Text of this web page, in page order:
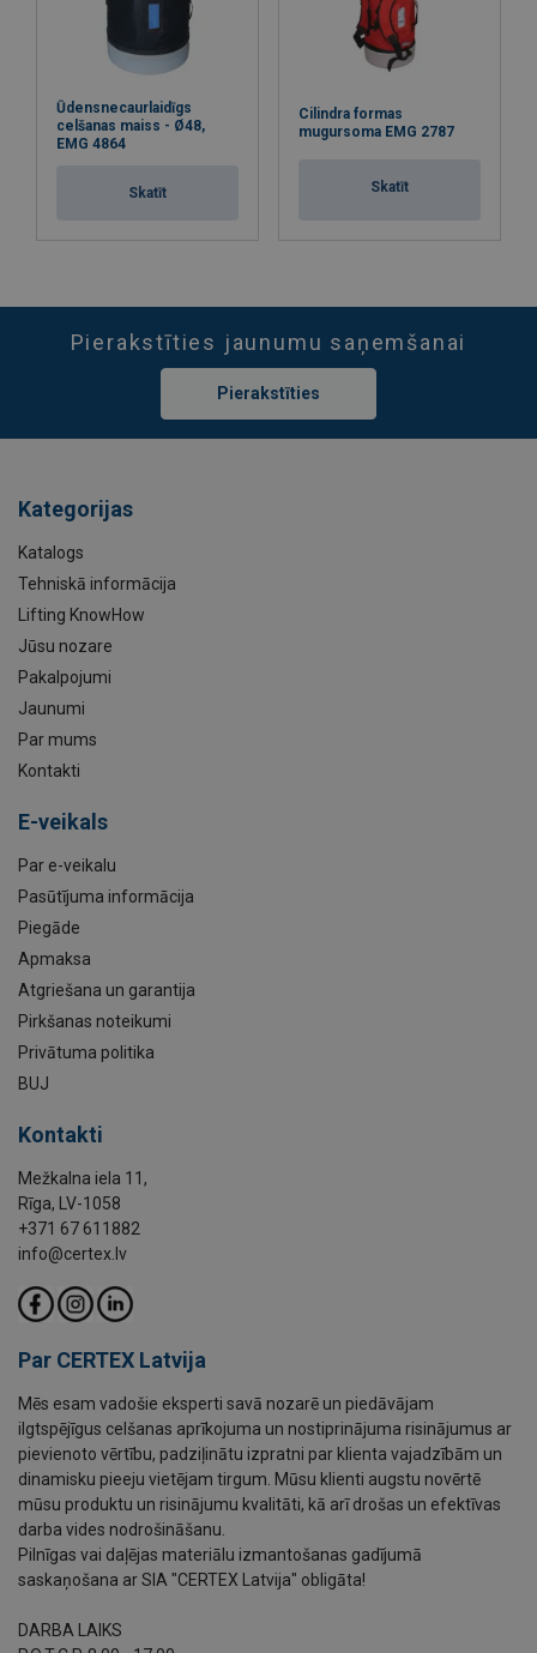
Ūdensnecaurlaidīgs
celšanas maiss - Ø48,
EMG 4864
Skatīt
Cilindra formas
mugursoma EMG 2787
Skatīt
Pierakstīties jaunumu saņemšanai
Pierakstīties
Kategorijas
Katalogs
Tehniskā informācija
Lifting KnowHow
Jūsu nozare
Pakalpojumi
Jaunumi
Par mums
Kontakti
E-veikals
Par e-veikalu
Pasūtījuma informācija
Piegāde
Apmaksa
Atgriešana un garantija
Pirkšanas noteikumi
Privātuma politika
BUJ
Kontakti
Mežkalna iela 11,
Rīga, LV-1058
+371 67 611882
info@certex.lv
Par CERTEX Latvija
Mēs esam vadošie eksperti savā nozarē un piedāvājam
ilgtspējīgus celšanas aprīkojuma un nostiprinājuma risinājumus ar
pievienoto vērtību, padziļinātu izpratni par klienta vajadzībām un
dinamisku pieeju vietējam tirgum. Mūsu klienti augstu novērtē
mūsu produktu un risinājumu kvalitāti, kā arī drošas un efektīvas
darba vides nodrošināšanu.
Pilnīgas vai daļējas materiālu izmantošanas gadījumā
saskaņošana ar SIA "CERTEX Latvija" obligāta!
DARBA LAIKS